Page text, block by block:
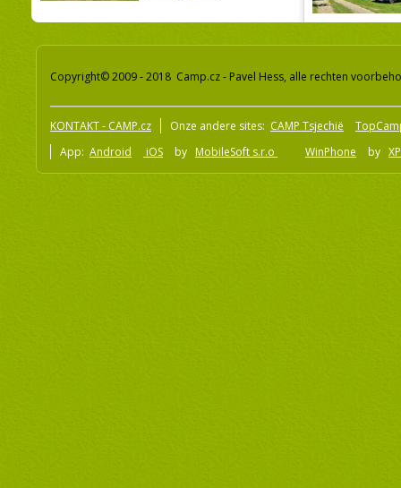
Copyright© 2009 - 2018 Camp.cz - Pavel Hess, alle rechten
KONTAKT - CAMP.cz Onze andere sites: CAMP Tsjechië
App: Android iOS by MobileSoft s.r.o WinPhone by